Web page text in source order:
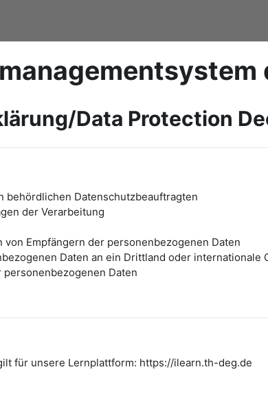
Data Protection
behördlichen Datenschutzbeauftragten
der Verarbeitung
von Empfängern der personenbezogenen Daten
Daten an ein Drittland oder internationale
Daten
für unsere Lernplattform: https://ilearn.th-deg.de